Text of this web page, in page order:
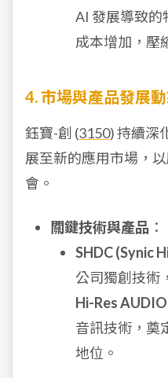
AI 發展導致的
成本增加，壓
4. 市場與產品發展
鈺寶-創 (3150) 持續深
展至新的應用市場，
會。
關鍵技術與產品 ：
SHDC (Synic
公司獨創技術
Hi-Res AUDIO
音訊技術，奠
地位。